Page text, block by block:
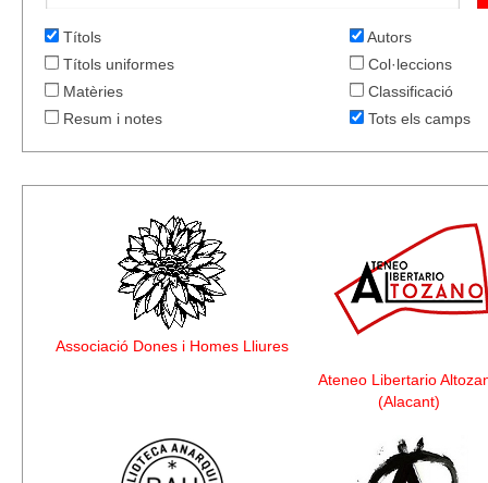
Títols
Autors
Títols uniformes
Col·leccions
Matèries
Classificació
Resum i notes
Tots els camps
Associació Dones i Homes Lliures
Ateneo Libertario
(Alacant)